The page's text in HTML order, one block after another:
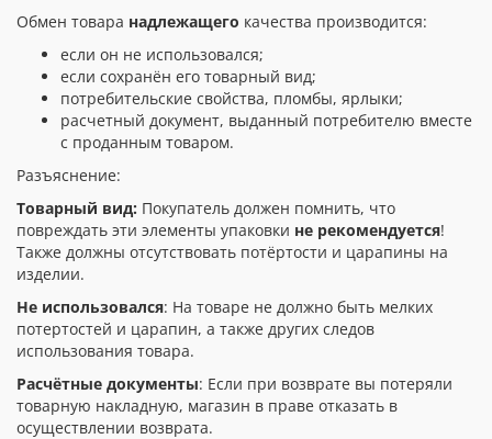
Обмен товара надлежащего качества производится:
если он не использовался;
если сохранён его товарный вид;
потребительские свойства, пломбы, ярлыки;
расчетный документ, выданный потребителю вместе
с проданным товаром.
Разъяснение:
Товарный вид: Покупатель должен помнить, что
повреждать эти элементы упаковки не рекомендуется!
Также должны отсутствовать потёртости и царапины на
изделии.
Не использовался: На товаре не должно быть мелких
потертостей и царапин, а также других следов
использования товара.
Расчётные документы: Если при возврате вы потеряли
товарную накладную, магазин в праве отказать в
осуществлении возврата.